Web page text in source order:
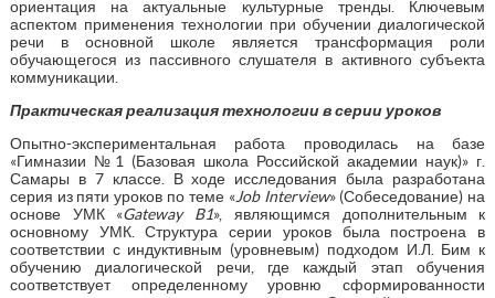
ориентация на актуальные культурные тренды. Ключевым
аспектом применения технологии при обучении диалогической
речи в основной школе является трансформация роли
обучающегося из пассивного слушателя в активного субъекта
коммуникации.
Практическая реализация технологии в серии уроков
Опытно-экспериментальная работа проводилась на базе
«Гимназии №1 (Базовая школа Российской академии наук)» г.
Самары в 7 классе. В ходе исследования была разработана
серия из пяти уроков по теме «Job Interview» (Собеседование) на
основе УМК «Gateway B1», являющимся дополнительным к
основному УМК. Структура серии уроков была построена в
соответствии с индуктивным (уровневым) подходом И.Л. Бим к
обучению диалогической речи, где каждый этап обучения
соответствует определенному уровню сформированности